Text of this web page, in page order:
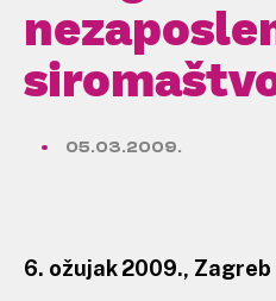
05.03.2009.
6. ožujak 2009., Zagreb